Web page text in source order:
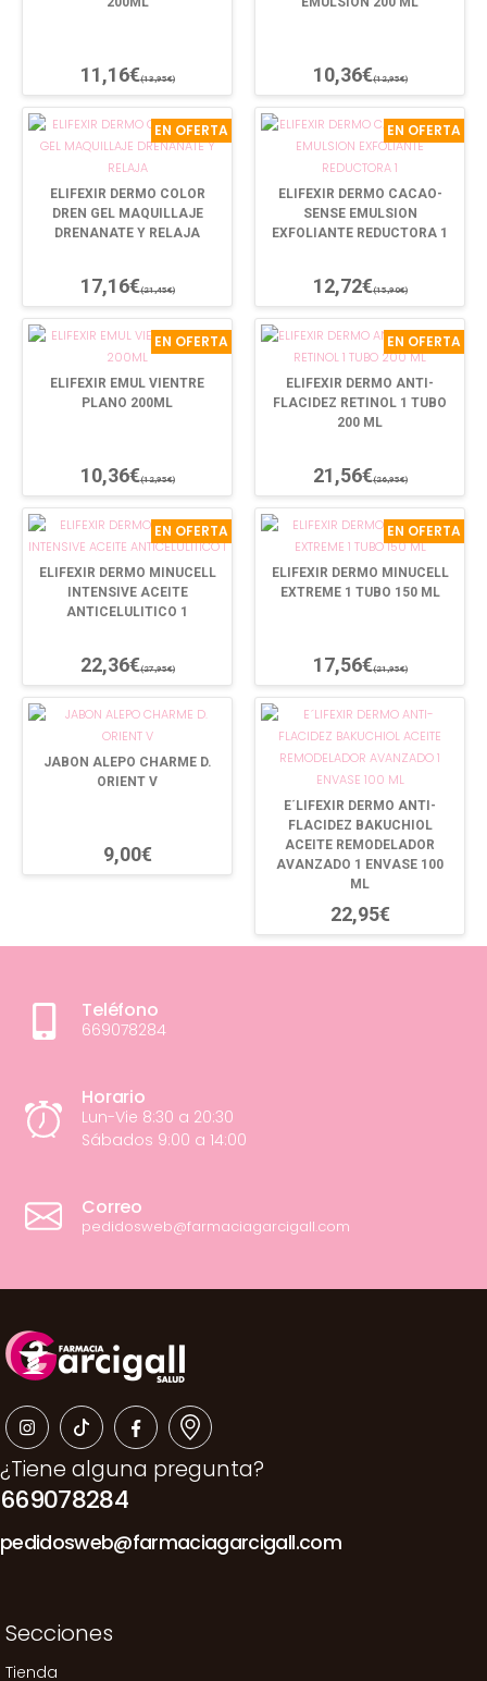
11,16€(13,95€) 10,36€(12,95€)
EN OFERTA
ELIFEXIR DERMO COLOR
DREN GEL MAQUILLAJE
DRENANATE Y RELAJA
17,16€(21,45€)
EN OFERTA
ELIFEXIR DERMO CACAO-
SENSE EMULSION
EXFOLIANTE REDUCTORA 1
12,72€(15,90€)
EN OFERTA
ELIFEXIR EMUL VIENTRE
PLANO 200ML
10,36€(12,95€)
EN OFERTA
ELIFEXIR DERMO ANTI-
FLACIDEZ RETINOL 1 TUBO
200 ML
21,56€(26,95€)
EN OFERTA
ELIFEXIR DERMO MINUCELL
INTENSIVE ACEITE
ANTICELULITICO 1
22,36€(27,95€)
EN OFERTA
ELIFEXIR DERMO MINUCELL
EXTREME 1 TUBO 150 ML
17,56€(21,95€)
JABON ALEPO CHARME D.
ORIENT V
9,00€
E´LIFEXIR DERMO ANTI-
FLACIDEZ BAKUCHIOL
ACEITE REMODELADOR
AVANZADO 1 ENVASE 100
ML
22,95€
Teléfono
669078284
Horario
Lun-Vie 8:30 a 20:30
Sábados 9:00 a 14:00
Correo
pedidosweb@farmaciagarcigall.com
¿Tiene alguna pregunta?
669078284
pedidosweb@farmaciagarcigall.com
Secciones
Tienda